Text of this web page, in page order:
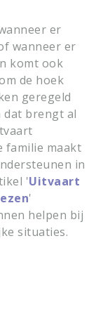
er
wanneer er
komt ook
de hoek
geregeld
dat brengt al
familie maakt
in
'Uitvaart
'
helpen bij
situaties.